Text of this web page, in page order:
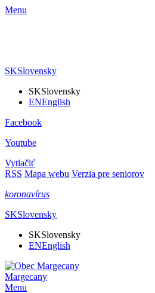
Menu
SKSlovensky
SKSlovensky
ENEnglish
Facebook
Youtube
Vytlačiť
RSS Mapa webu Verzia pre seniorov
koronavírus
SKSlovensky
SKSlovensky
ENEnglish
Margecany
Menu